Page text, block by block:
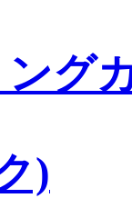
グ
)